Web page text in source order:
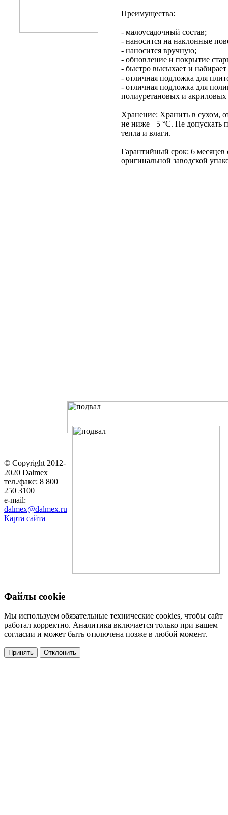
Преимущества:
- малоусадочный состав;
- наносится на наклонные
- наносится вручную;
- обновление и покрытие
- быстро высыхает и
- отличная подложка для
- отличная подложка для
полиуретановых и
Хранение: Хранить в сухом,
не ниже +5 °С. Не допускать
тепла и влаги.
Гарантийный срок: 6
оригинальной заводской
© Copyright 2012-
2020 Dalmex
тел./факс: 8 800
250 3100
e-mail:
dalmex@dalmex.ru
Карта сайта
Файлы cookie
Мы используем обязательные технические cookies, чтобы сайт
работал корректно. Аналитика включается только при вашем
согласии и может быть отключена позже в любой момент.
Принять Отклонить